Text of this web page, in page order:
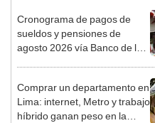
Cronograma de pagos de
sueldos y pensiones de
agosto 2026 vía Banco de la
Comprar un departamento en
Lima: internet, Metro y trabajo
híbrido ganan peso en la